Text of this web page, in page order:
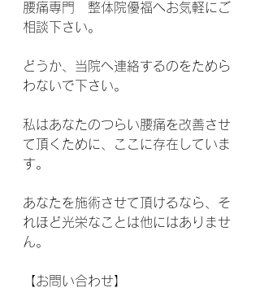
腰痛専門　整体院優福へお気軽にご
相談下さい。
どうか、当院へ連絡するのをためら
わないで下さい。
私はあなたのつらい腰痛を改善させ
て頂くために、ここに存在していま
す。
あなたを施術させて頂けるなら、そ
れほど光栄なことは他にはありませ
ん。
【お問い合わせ】